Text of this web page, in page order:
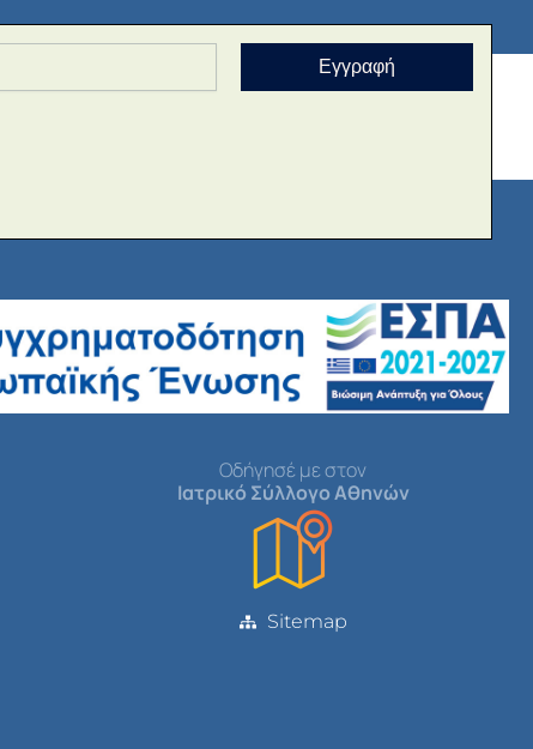
Εγγραφή
Οδήγησέ με στον
Ιατρικό Σύλλογο Αθηνών
Sitemap